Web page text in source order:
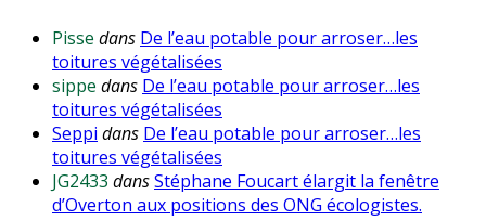
Pisse dans De l’eau potable pour arroser…les
toitures végétalisées
sippe dans De l’eau potable pour arroser…les
toitures végétalisées
Seppi dans De l’eau potable pour arroser…les
toitures végétalisées
JG2433 dansStéphane Foucart élargit la fenêtre
d’Overton aux positions des ONG écologistes.